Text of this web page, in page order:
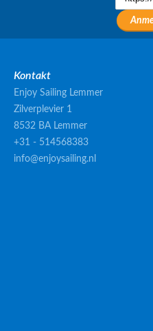
Kontakt
Enjoy Sailing Lemmer
Zilverplevier 1
8532 BA Lemmer
+31 - 514568383
info@enjoysailing.nl